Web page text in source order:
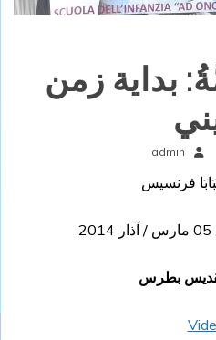
بداية زمن
admin
فرنسيس
بطرس